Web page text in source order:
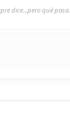
dice...pero qué pasa.